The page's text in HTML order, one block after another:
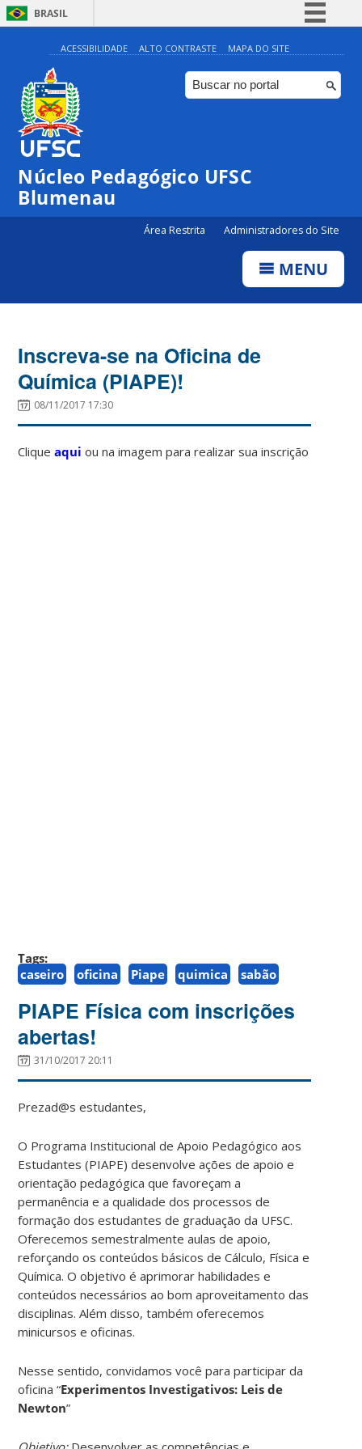
BRASIL
Simplifique!
Comunica BR
Participe
Canais
ACESSIBILIDADE ALTO CONTRASTE MAPA DO SITE
Núcleo Pedagógico UFSC
Blumenau
Área Restrita Administradores do Site
MENU
Inscreva-se na Oficina de
Química (PIAPE)!
08/11/2017 17:30
Cliqueaqui ou na imagem para realizar sua inscrição
Tags:
caseiro
oficina Piape quimica sabão
PIAPE Física com inscrições
abertas!
31/10/2017 20:11
Prezad@s estudantes,
O Programa Institucional de Apoio Pedagógico aos
Estudantes (PIAPE) desenvolve ações de apoio e
orientação pedagógica que favoreçam a
permanência e a qualidade dos processos de
formação dos estudantes de graduação da UFSC.
Oferecemos semestralmente aulas de apoio,
reforçando os conteúdos básicos de Cálculo, Física e
Química. O objetivo é aprimorar habilidades e
conteúdos necessários ao bom aproveitamento das
disciplinas. Além disso, também oferecemos
minicursos e oficinas.
Nesse sentido, convidamos você para participar da
oficina “Experimentos Investigativos: Leis de
Newton”